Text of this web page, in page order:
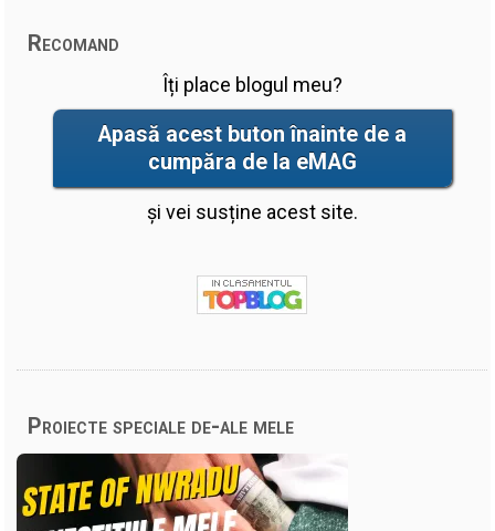
Recomand
Îți place blogul meu?
Apasă acest buton înainte de a
cumpăra de la eMAG
și vei susține acest site.
Proiecte speciale de-ale mele